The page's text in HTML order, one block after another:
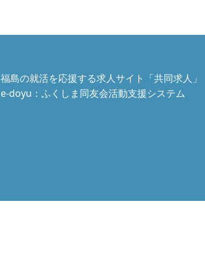
福島の就活を応援する求人サイト「共同求人」
e-doyu：ふくしま同友会活動支援システム